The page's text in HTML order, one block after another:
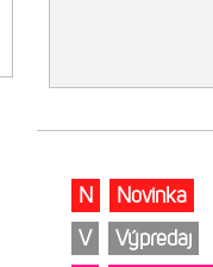
N
Novinka
V
Výpredaj